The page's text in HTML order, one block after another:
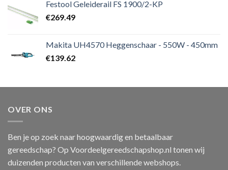
Festool Geleiderail FS 1900/2-KP
€269.49
Makita UH4570 Heggenschaar - 550W - 450mm
€139.62
OVER ONS
Ben je op zoek naar hoogwaardig en betaalbaar
gereedschap? Op Voordeelgereedschapshop.nl tonen wij
duizenden producten van verschillende webshops.